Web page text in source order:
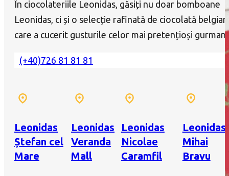
În ciocolateriile Leonidas, găsiți nu doar bomboane
Leonidas, ci și o selecție rafinată de ciocolată
care a cucerit gusturile celor mai pretențioși
(+40)726 81 81 81
Leonidas
Ștefan cel
Mare
Leonidas
Veranda
Mall
Leonidas
Nicolae
Caramfil
Leonidas
Mihai
Bravu